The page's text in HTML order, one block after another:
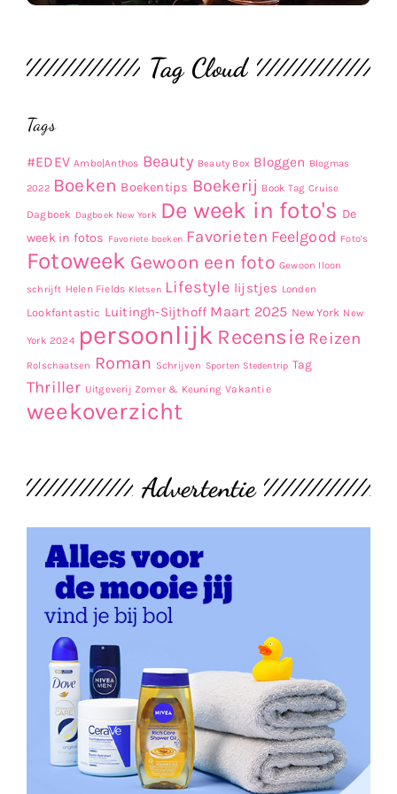
Tag Cloud
Tags
#EDEV Ambo|Anthos Beauty Beauty Box Bloggen Blogmas
2022 Boeken Boekentips Boekerij Book Tag Cruise
Dagboek Dagboek New York De week in foto's De
week in fotos Favoriete boeken Favorieten Feelgood Foto's
Fotoweek Gewoon een foto Gewoon Iloon
schrijft Helen Fields Kletsen Lifestyle lijstjes Londen
Lookfantastic Luitingh-Sijthoff Maart 2025 New York New
York 2024 persoonlijk Recensie Reizen
Rolschaatsen Roman Schrijven Sporten Stedentrip Tag
Thriller Uitgeverij Zomer & Keuning Vakantie
weekoverzicht
Advertentie